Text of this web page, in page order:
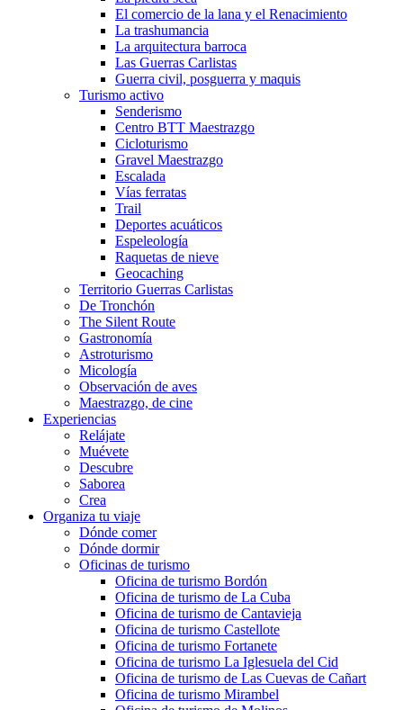
El comercio de la lana y el Renacimiento
La trashumancia
La arquitectura barroca
Las Guerras Carlistas
Guerra civil, posguerra y maquis
Turismo activo
Senderismo
Centro BTT Maestrazgo
Cicloturismo
Gravel Maestrazgo
Escalada
Vías ferratas
Trail
Deportes acuáticos
Espeleología
Raquetas de nieve
Geocaching
Territorio Guerras Carlistas
De Tronchón
The Silent Route
Gastronomía
Astroturismo
Micología
Observación de aves
Maestrazgo, de cine
Experiencias
Relájate
Muévete
Descubre
Saborea
Crea
Organiza tu viaje
Dónde comer
Dónde dormir
Oficinas de turismo
Oficina de turismo Bordón
Oficina de turismo de La Cuba
Oficina de turismo de Cantavieja
Oficina de turismo Castellote
Oficina de turismo Fortanete
Oficina de turismo La Iglesuela del Cid
Oficina de turismo de Las Cuevas de Cañart
Oficina de turismo Mirambel